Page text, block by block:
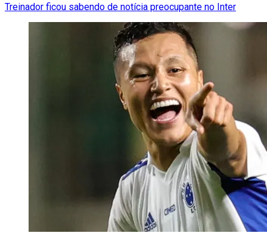
Treinador ficou sabendo de notícia preocupante no Inter